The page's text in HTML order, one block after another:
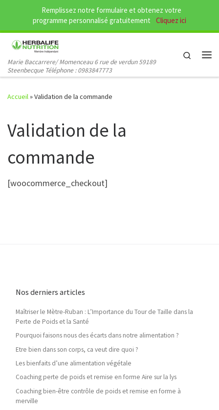
Passer au contenu
Marie Baccarrere/ Momenceau 6 rue de verdun 59189
Steenbecque Téléphone : 0983847773
Search
Accueil»Validation de la commande
Validation de la
commande
[woocommerce_checkout]
Nos derniers articles
Maîtriser le Mètre-Ruban : L’Importance du Tour de Taille dans la
Perte de Poids et la Santé
Pourquoi faisons nous des écarts dans notre alimentation ?
Etre bien dans son corps, ca veut dire quoi ?
Les bienfaits d’une alimentation végétale
Coaching perte de poids et remise en forme Aire sur la lys
Coaching bien-être contrôle de poids et remise en forme à
merville
Remplissez notre formulaire et obtenez votre
programme personnalisé gratuitement
Cliquez ici